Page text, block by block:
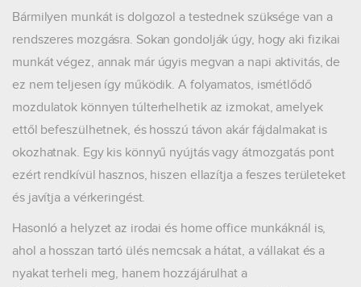
Bármilyen munkát is dolgozol a testednek szüksége van a
rendszeres mozgásra. Sokan gondolják úgy, hogy aki fizikai
munkát végez, annak már úgyis megvan a napi aktivitás, de
ez nem teljesen így működik. A folyamatos, ismétlődő
mozdulatok könnyen túlterhelhetik az izmokat, amelyek
ettől befeszülhetnek, és hosszú távon akár fájdalmakat is
okozhatnak. Egy kis könnyű nyújtás vagy átmozgatás pont
ezért rendkívül hasznos, hiszen ellazítja a feszes területeket
és javítja a vérkeringést.
Hasonló a helyzet az irodai és home office munkáknál is,
ahol a hosszan tartó ülés nemcsak a hátat, a vállakat és a
nyakat terheli meg, hanem hozzájárulhat a